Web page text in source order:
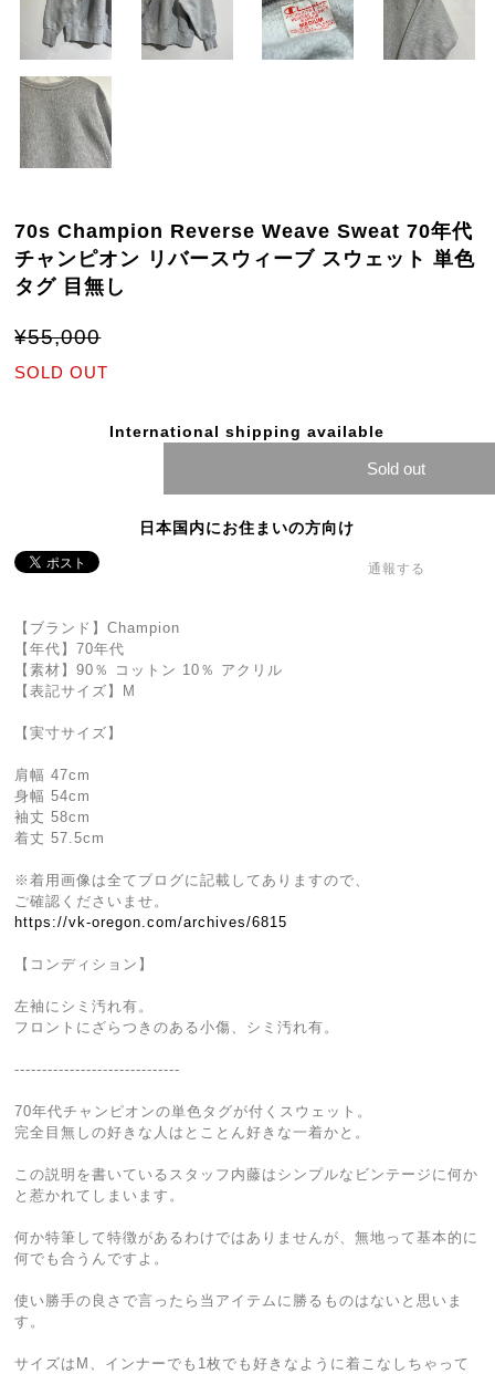
70s Champion Reverse Weave Sweat 70年代
チャンピオン リバースウィーブ スウェット 単色
タグ 目無し
¥55,000
SOLD OUT
International shipping available
Sold out
日本国内にお住まいの方向け
通報する
【ブランド】Champion
【年代】70年代
【素材】90％ コットン 10％ アクリル
【表記サイズ】M
【実寸サイズ】
肩幅 47cm
身幅 54cm
袖丈 58cm
着丈 57.5cm
※着用画像は全てブログに記載してありますので、
ご確認くださいませ。
https://vk-oregon.com/archives/6815
【コンディション】
左袖にシミ汚れ有。
フロントにざらつきのある小傷、シミ汚れ有。
------------------------------
70年代チャンピオンの単色タグが付くスウェット。
完全目無しの好きな人はとことん好きな一着かと。
この説明を書いているスタッフ内藤はシンプルなビンテージに何か
と惹かれてしまいます。
何か特筆して特徴があるわけではありませんが、無地って基本的に
何でも合うんですよ。
使い勝手の良さで言ったら当アイテムに勝るものはないと思いま
す。
サイズはM、インナーでも1枚でも好きなように着こなしちゃって